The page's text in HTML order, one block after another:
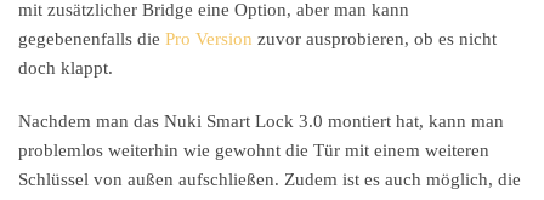
mit zusätzlicher Bridge eine Option, aber man kann
gegebenenfalls die Pro Version zuvor ausprobieren, ob es nicht
doch klappt.
Nachdem man das Nuki Smart Lock 3.0 montiert hat, kann man
problemlos weiterhin wie gewohnt die Tür mit einem weiteren
Schlüssel von außen aufschließen. Zudem ist es auch möglich, die